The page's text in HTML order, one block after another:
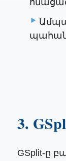
3.
GSplit-ը